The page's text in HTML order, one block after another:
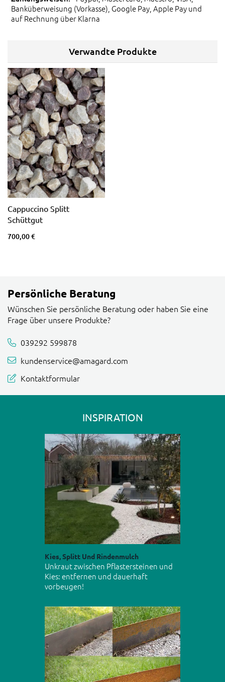
Banküberweisung (Vorkasse), Google Pay, Apple Pay und
auf Rechnung über Klarna
Verwandte Produkte
Cappuccino Splitt
Schüttgut
700,00 €
Persönliche Beratung
Wünschen Sie persönliche Beratung oder haben Sie eine
Frage über unsere Produkte?
039292 599878
kundenservice@amagard.com
Kontaktformular
INSPIRATION
Kies, Splitt Und Rindenmulch
Unkraut zwischen Pflastersteinen und
Kies: entfernen und dauerhaft
vorbeugen!